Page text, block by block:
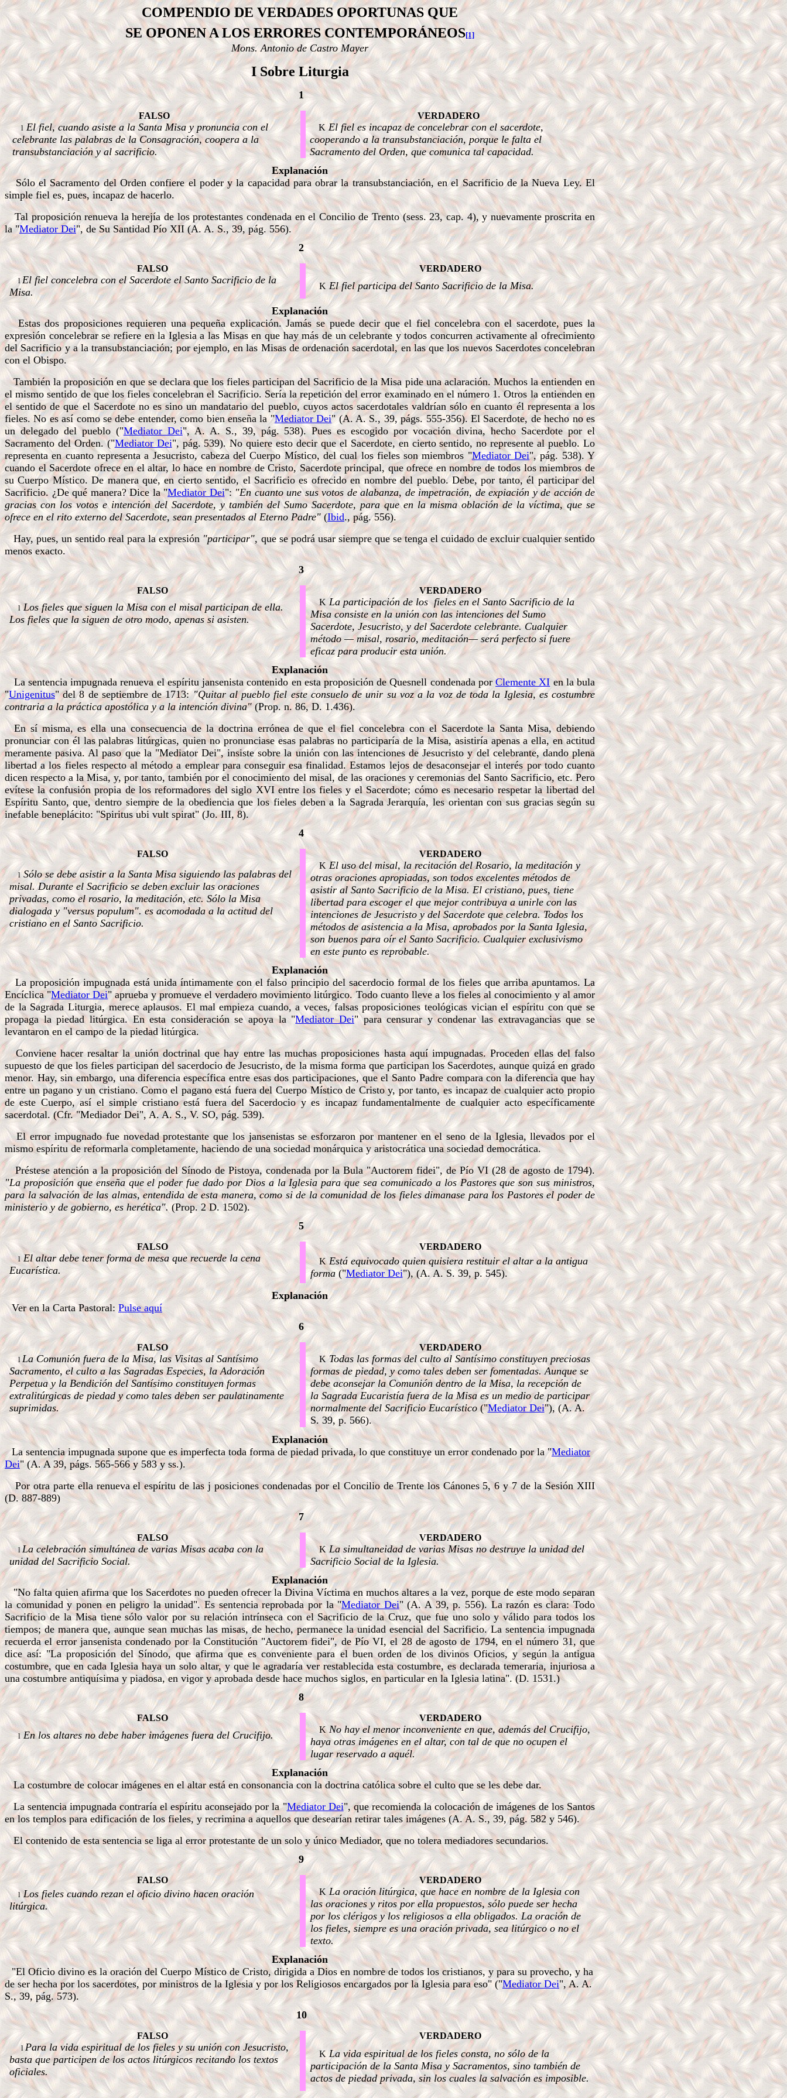
COMPENDIO DE VERDADES OPORTUNAS QUE
SE OPONENA LOS ERRORES CONTEMPORÁNEOS[1]
Mons. Antonio de Castro Mayer
I Sobre Liturgia
1
FALSO VERDADERO
l El fiel, cuando asiste a la Santa Misa y pronuncia con el
celebrante las palabras de la Consagración, coopera a la
transubstanciación y al sacrificio.
K El fiel es incapaz de concelebrar con el sacerdote,
cooperando a la transubstanciación, porque le falta el
Sacramento del Orden, que comunica tal capacidad.
Explanación
Sólo el Sacramento del Orden confiere el poder y la capacidad para obrar la transubstanciación, en el Sacrificio de la Nueva Ley. El
simple fiel es, pues, incapaz de hacerlo.
Tal proposición renueva la herejía de los protestantes condenada en el Concilio de Trento (sess. 23, cap. 4), y nuevamente proscrita en
la "Mediator Dei", de Su Santidad Pío XII (A. A. S., 39, pág. 556).
2
FALSO VERDADERO
lEl fiel concelebra con el Sacerdote el Santo Sacrificio de la
Misa.
K El fiel participa del Santo Sacrificio de la Misa.
Explanación
Estas dos proposiciones requieren una pequeña explicación. Jamás se puede decir que el fiel concelebra con el sacerdote, pues la
expresión concelebrar se refiere en la Iglesia a las Misas en que hay más de un celebrante y todos concurren activamente al ofrecimiento
del Sacrificio y a la transubstanciación; por ejemplo, en las Misas de ordenación sacerdotal, en las que los nuevos Sacerdotes concelebran
con el Obispo.
También la proposición en que se declara que los fieles participan del Sacrificio de la Misa pide una aclaración. Muchos la entienden en
el mismo sentido de que los fieles concelebran el Sacrificio. Sería la repetición del error examinado en el número 1. Otros la entienden en
el sentido de que el Sacerdote no es sino un mandatario del pueblo, cuyos actos sacerdotales valdrían sólo en cuanto él representa a los
fieles. No es así como se debe entender, como bien enseña la "Mediator Dei" (A. A. S., 39, págs. 555-356). El Sacerdote, de hecho no es
un delegado del pueblo ("Mediator Dei", A. A. S., 39, pág. 538). Pues es escogido por vocación divina, hecho Sacerdote por el
Sacramento del Orden. ("Mediator Dei", pág. 539). No quiere esto decir que el Sacerdote, en cierto sentido, no represente al pueblo. Lo
representa en cuanto representa a Jesucristo, cabeza del Cuerpo Místico, del cual los fieles son miembros "Mediator Dei", pág. 538). Y
cuando el Sacerdote ofrece en el altar, lo hace en nombre de Cristo, Sacerdote principal, que ofrece en nombre de todos los miembros de
su Cuerpo Místico. De manera que, en cierto sentido, el Sacrificio es ofrecido en nombre del pueblo. Debe, por tanto, él participar del
Sacrificio. ¿De qué manera? Dice la "Mediator Dei": "En cuanto une sus votos de alabanza, de impetración, de expiación y de acción de
gracias con los votos e intención del Sacerdote, y también del Sumo Sacerdote, para que en la misma oblación de la víctima, que se
ofrece en el rito externo del Sacerdote, sean presentados al Eterno Padre" (Ibid., pág. 556).
Hay, pues, un sentido real para la expresión "participar", que se podrá usar siempre que se tenga el cuidado de excluir cualquier sentido
menos exacto.
3
FALSO VERDADERO
l Los fieles que siguen la Misa con el misal participan de ella.
Los fieles que la siguen de otro modo, apenas si asisten.
K La participación de los fieles en el Santo Sacrificio de la
Misa consiste en la unión con las intenciones del Sumo
Sacerdote, Jesucristo, y del Sacerdote celebrante. Cualquier
método — misal, rosario, meditación— será perfecto si fuere
eficaz para producir esta unión.
.
Explanación
La sentencia impugnada renueva el espíritu jansenista contenido en esta proposición de Quesnell condenada porClemente XI en la bula
"Unigenitus" del 8 de septiembre de 1713:"Quitar al pueblo fiel este consuelo de unir su voz a la voz de toda la Iglesia, es costumbre
contraria a la práctica apostólica y a la intención divina" (Prop. n. 86, D. 1.436).
En sí misma, es ella una consecuencia de la doctrina errónea de que el fiel concelebra con el Sacerdotela Santa Misa, debiendo
pronunciar con él las palabras litúrgicas, quien no pronunciase esas palabras no participaría de la Misa, asistiría apenas a ella, en actitud
meramente pasiva. Al paso que la "Mediator Dei", insiste sobre la unión con las intenciones de Jesucristo y del celebrante, dando plena
libertad a los fieles respecto al método a emplear para conseguir esa finalidad. Estamos lejos de desaconsejar el interés por todo cuanto
dicen respecto a la Misa, y, por tanto, también por el conocimiento del misal, de las oraciones y ceremonias del Santo Sacrificio, etc. Pero
evítese la confusión propia de los reformadores del siglo XVI entre los fieles y el Sacerdote; cómo es necesario respetar la libertad del
Espíritu Santo, que, dentro siempre de la obediencia que los fieles deben a la Sagrada Jerarquía, les orientan con sus gracias según su
inefable beneplácito: "Spiritus ubi vult spirat" (Jo. III, 8).
4
FALSO VERDADERO
l Sólo se debe asistir a la Santa Misa siguiendo las palabras del
misal. Durante el Sacrificio se deben excluir las oraciones
privadas, como el rosario, la meditación, etc. Sólo la Misa
dialogada y "versus populum". es acomodada a la actitud del
cristiano en el Santo Sacrificio.
.
K El uso del misal, la recitación del Rosario, la meditación y
otras oraciones apropiadas, son todos excelentes métodos de
asistir al Santo Sacrificio de la Misa. El cristiano, pues, tiene
libertad para escoger el que mejor contribuya a unirle con las
intenciones de Jesucristo y del Sacerdote que celebra. Todos los
métodos de asistencia a la Misa, aprobados por la Santa Iglesia,
son buenos para oír el Santo Sacrificio. Cualquier exclusivismo
en este punto es reprobable.
Explanación
La proposición impugnada está unida íntimamente con el falso principio del sacerdocio formal de los fieles que arriba apuntamos. La
Encíclica "Mediator Dei" aprueba y promueve el verdadero movimiento litúrgico. Todo cuanto lleve a los fieles al conocimiento y al amor
de la Sagrada Liturgia, merece aplausos. El mal empieza cuando, a veces, falsas proposiciones teológicas vician el espíritu con que se
propaga la piedad litúrgica. En esta consideración se apoya la "Mediator Dei" para censurar y condenar las extravagancias que se
levantaron en el campo de la piedad litúrgica.
Conviene hacer resaltar la unión doctrinal que hay entre las muchas proposiciones hasta aquí impugnadas. Proceden ellas del falso
supuesto de que los fieles participan del sacerdocio de Jesucristo, de la misma forma que participan los Sacerdotes, aunque quizá en grado
menor. Hay, sin embargo, una diferencia específica entre esas dos participaciones, que el Santo Padre compara con la diferencia que hay
entre un pagano y un cristiano. Como el pagano está fuera del Cuerpo Místico de Cristo y, por tanto, es incapaz de cualquier acto propio
de este Cuerpo, así el simple cristiano está fuera del Sacerdocio y es incapaz fundamentalmente de cualquier acto específicamente
sacerdotal. (Cfr. "Mediador Dei", A. A. S., V. SO, pág. 539).
El error impugnado fue novedad protestante que los jansenistas se esforzaron por mantener en el seno de la Iglesia, llevados por el
mismo espíritu de reformarla completamente, haciendo de una sociedad monárquica y aristocrática una sociedad democrática.
Préstese atención a la proposición del Sínodo de Pistoya, condenada por la Bula "Auctorem fidei", de Pío VI (28 de agosto de 1794).
"La proposición que enseña que el poder fue dado por Dios a la Iglesia para que sea comunicado a los Pastores que son sus ministros,
para la salvación de las almas, entendida de esta manera, como si de la comunidad de los fieles dimanase para los Pastores el poder de
ministerio y de gobierno, es herética". (Prop. 2 D. 1502).
.
5
FALSO VERDADERO
l El altar debe tener forma de mesa que recuerde la cena
Eucarística.
K Está equivocado quien quisiera restituir el altar a la antigua
forma ("Mediator Dei"), (A. A. S. 39, p. 545).
Explanación
Ver en la Carta Pastoral: Pulse aquí
6
FALSO VERDADERO
lLa Comunión fuera de la Misa, las Visitas al Santísimo
Sacramento, el culto a las Sagradas Especies, la Adoración
Perpetua y la Bendición del Santísimo constituyen formas
extralitúrgicas de piedad y como tales deben ser paulatinamente
suprimidas.
..
K Todas las formas del culto al Santísimo constituyen preciosas
formas de piedad, y como tales deben ser fomentadas. Aunque se
debe aconsejar la Comunión dentro de la Misa, la recepción de
la Sagrada Eucaristía fuera de la Misa es un medio de participar
normalmente del Sacrificio Eucarístico ("Mediator Dei"), (A. A.
S. 39, p. 566).
Explanación
La sentencia impugnada supone que es imperfecta toda forma de piedad privada, lo que constituye un error condenado por la "Mediator
Dei" (A. A 39, págs. 565-566 y 583 y ss.).
Por otra parte ella renueva el espíritu de las j posiciones condenadas por el Concilio de Trente los Cánones 5, 6 y 7 de la Sesión XIII
(D. 887-889)
7
FALSO VERDADERO
lLa celebración simultánea de varias Misas acaba con la
unidad del Sacrificio Social.
K La simultaneidad de varias Misas no destruye la unidad del
Sacrificio Social de la Iglesia.
.
Explanación
"No falta quien afirma que los Sacerdotes no pueden ofrecer la Divina Víctima en muchos altares a la vez, porque de este modo separan
la comunidad y ponen en peligro la unidad". Es sentencia reprobada por la"Mediator Dei" (A. A 39, p. 556). La razón es clara: Todo
Sacrificio de la Misa tiene sólo valor por su relación intrínseca con el Sacrificio de la Cruz, que fue uno solo y válido para todos los
tiempos; de manera que, aunque sean muchas las misas, de hecho,permanece la unidad esencial del Sacrificio. La sentencia impugnada
recuerda el error jansenista condenado por la Constitución "Auctorem fidei", de Pío VI, el 28 de agosto de 1794, en el número 31, que
dice así: "La proposición del Sínodo, que afirma que es conveniente para el buen orden de los divinos Oficios, y según la antigua
costumbre, que en cada Iglesia haya un solo altar, y que le agradaría ver restablecida esta costumbre, es declarada temeraria, injuriosa a
una costumbre antiquísima y piadosa, en vigor y aprobada desde hace muchos siglos, en particular en la Iglesia latina". (D. 1531.)
.a
8
FALSO VERDADERO
l En los altares no debe haber imágenes fuera del Crucifijo.
.
K No hay el menor inconveniente en que, además del Crucifijo,
haya otras imágenes en el altar, con tal de que no ocupen el
lugar reservado a aquél.
Explanación
La costumbre de colocar imágenes en el altar está en consonancia con la doctrina católica sobre el culto que se les debe dar.
La sentencia impugnada contraría el espíritu aconsejado por la "Mediator Dei", que recomienda la colocación de imágenes de los Santos
en los templos para edificación de los fieles, y recrimina a aquellos que desearían retirar tales imágenes (A. A. S., 39, pág. 582 y 546).
El contenido de esta sentencia se liga al error protestante de un solo y único Mediador, que no tolera mediadores secundarios.
9
FALSO VERDADERO
l Losfieles cuando rezan el oficio divino hacen oración
litúrgica.
K La oración litúrgica, que hace en nombre de la Iglesia con
las oraciones y ritos por ella propuestos, sólo puede ser hecha
por los clérigos y los religiosos a ella obligados. La oración de
los fieles, siempre es una oración privada, sea litúrgico o no el
texto.
.
Explanación
"El Oficio divino es la oración del Cuerpo Místico de Cristo, dirigida a Dios en nombre de todos los cristianos, y para su provecho, y ha
de ser hecha por los sacerdotes, por ministros de la Iglesia y por los Religiosos encargados por la Iglesia para eso" ("Mediator Dei", A. A.
S., 39, pág. 573).
10
FALSO VERDADERO
lPara la vida espiritual de los fieles y su unión con Jesucristo,
basta que participen de los actos litúrgicos recitando los textos
oficiales.
K La vida espiritual de los fieles consta, no sólo de la
participación de la Santa Misa y Sacramentos, sino también de
actos de piedad privada, sin los cuales la salvación es imposible.